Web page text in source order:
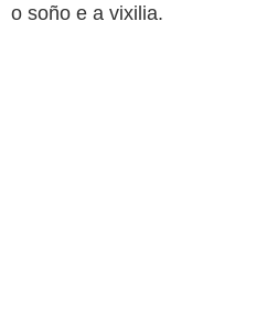
o soño e a vixilia.